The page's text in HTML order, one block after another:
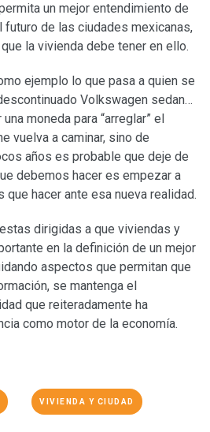
un mejor entendimiento de
futuro de las ciudades mexicanas,
la vivienda debe tener en ello.
ejemplo lo que pasa a quien se
Volkswagen sedan…
moneda para “arreglar” el
vuelva a caminar, sino de
años es probable que deje de
debemos hacer es empezar a
hacer ante esa nueva realidad.
dirigidas a que viviendas y
en la definición de un mejor
aspectos que permitan que
se mantenga el
que reiteradamente ha
como motor de la economía.
VIVIENDA Y CIUDAD